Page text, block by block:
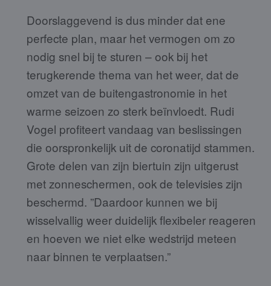
Doorslaggevend is dus minder dat ene
perfecte plan, maar het vermogen om zo
nodig snel bij te sturen – ook bij het
terugkerende thema van het weer, dat de
omzet van de buitengastronomie in het
warme seizoen zo sterk beïnvloedt. Rudi
Vogel profiteert vandaag van beslissingen
die oorspronkelijk uit de coronatijd stammen.
Grote delen van zijn biertuin zijn uitgerust
met zonneschermen, ook de televisies zijn
beschermd. ”Daardoor kunnen we bij
wisselvallig weer duidelijk flexibeler reageren
en hoeven we niet elke wedstrijd meteen
naar binnen te verplaatsen.”